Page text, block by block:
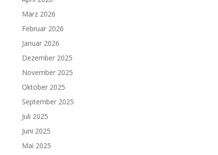
März 2026
Februar 2026
Januar 2026
Dezember 2025
November 2025
Oktober 2025
September 2025
Juli 2025
Juni 2025
Mai 2025